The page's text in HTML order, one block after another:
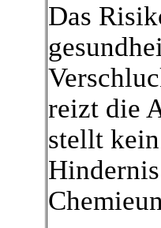
Das
reizt die
stellt